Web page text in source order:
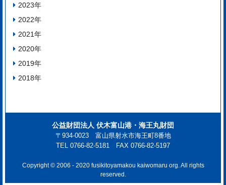
2023年
2022年
2021年
2020年
2019年
2018年
公益財団法人 伏木富山港・海王丸財団
〒934-0023 富山県射水市海王町8番地
TEL 0766-82-5181 FAX 0766-82-5197
Copyright © 2006 - 2020 fusikitoyamakou kaiwomaru org. All rights
reserved.